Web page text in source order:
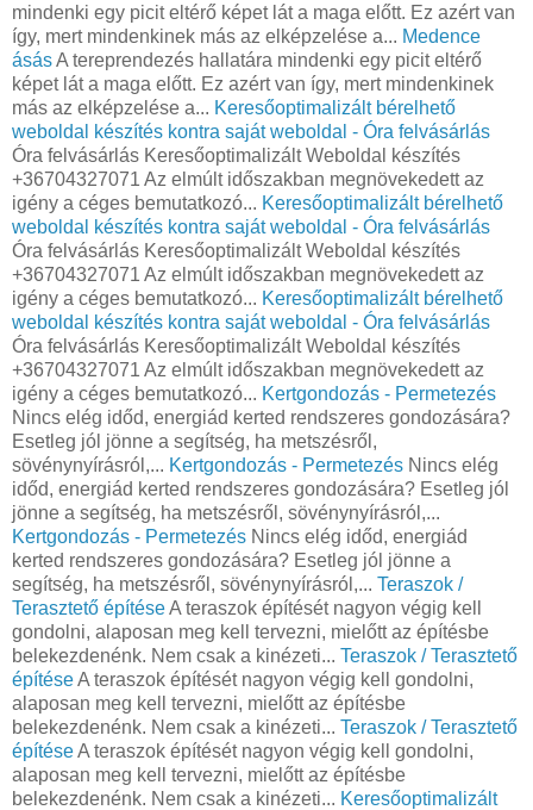
mindenki egy picit eltérő képet lát a maga előtt. Ez azért van
így, mert mindenkinek más az elképzelése a... Medence
ásásA tereprendezés hallatára mindenki egy picit eltérő
képet lát a maga előtt. Ez azért van így, mert mindenkinek
más az elképzelése a... Keresőoptimalizált bérelhető
weboldal készítés kontra saját weboldal - Óra felvásárlás
Óra felvásárlás Keresőoptimalizált Weboldal készítés
+36704327071 Az elmúlt időszakban megnövekedett az
igény a céges bemutatkozó... Keresőoptimalizált bérelhető
weboldal készítés kontra saját weboldal - Óra felvásárlás
Óra felvásárlás Keresőoptimalizált Weboldal készítés
+36704327071 Az elmúlt időszakban megnövekedett az
igény a céges bemutatkozó... Keresőoptimalizált bérelhető
weboldal készítés kontra saját weboldal - Óra felvásárlás
Óra felvásárlás Keresőoptimalizált Weboldal készítés
+36704327071 Az elmúlt időszakban megnövekedett az
igény a céges bemutatkozó... Kertgondozás - Permetezés
Nincs elég időd, energiád kerted rendszeres gondozására?
Esetleg jól jönne a segítség, ha metszésről,
sövénynyírásról,... Kertgondozás - Permetezés Nincs elég
időd, energiád kerted rendszeres gondozására? Esetleg jól
jönne a segítség, ha metszésről, sövénynyírásról,...
Kertgondozás - Permetezés Nincs elég időd, energiád
kerted rendszeres gondozására? Esetleg jól jönne a
segítség, ha metszésről, sövénynyírásról,... Teraszok /
Terasztető építéseA teraszok építését nagyon végig kell
gondolni, alaposan meg kell tervezni, mielőtt az építésbe
belekezdenénk. Nem csak a kinézeti... Teraszok / Terasztető
építéseA teraszok építését nagyon végig kell gondolni,
alaposan meg kell tervezni, mielőtt az építésbe
belekezdenénk. Nem csak a kinézeti... Teraszok / Terasztető
építéseA teraszok építését nagyon végig kell gondolni,
alaposan meg kell tervezni, mielőtt az építésbe
belekezdenénk. Nem csak a kinézeti... Keresőoptimalizált